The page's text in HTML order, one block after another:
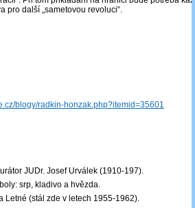
pro další „sametovou revoluci“.
blogy/radkin-honzak.php?itemid=35601
JUDr. Josef Urválek (1910-197).
srp, kladivo a hvězda.
Letné (stál zde v letech 1955-1962).